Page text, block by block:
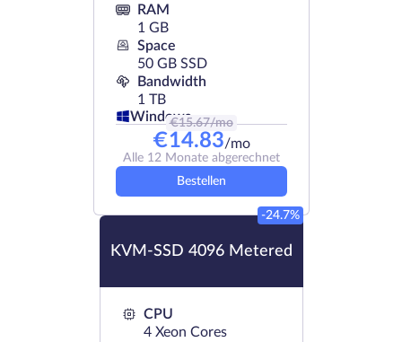
RAM
1 GB
Space
50 GB SSD
Bandwidth
1 TB
Windows
€15.67/mo
€14.83/mo
Alle 12 Monate abgerechnet
Bestellen
KVM-SSD 4096 Metered
-24.7%
CPU
4 Xeon Cores